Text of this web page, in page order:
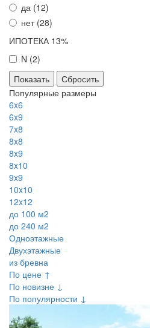
да (12)
нет (28)
ИПОТЕКА 13%
N (2)
Сбросить
Популярные размеры
6x6
6x9
7x8
8x8
8x9
8x10
9x9
10x10
12x12
до 100 м2
до 240 м2
Одноэтажные
Двухэтажные
из бревна
По цене ↑
По новизне ↓
По популярности ↓